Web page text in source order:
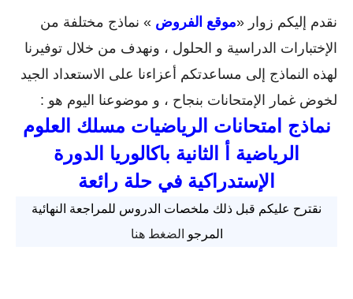
نقدم إليكم زوار «موقع الفروض » نماذج مختلفة من
الإختبارات الدراسية و الحلول ، ونهدف من خلال توفيرنا
لهذه النماذج إلى مساعدتكم أعزاءنا على الاستعداد الجيد
لخوض غمار الإمتحانات بنجاح ، و موضوعنا اليوم هو :
نماذج امتحانات الرياضيات مسلك العلوم
الرياضية أ الثانية باكالوريا الدورة
الإستدراكية في حلة رائعة
نقترح عليكم قبل ذلك ملخصات الدروس للمراجعة النهائية
المرجو الضغط هنا